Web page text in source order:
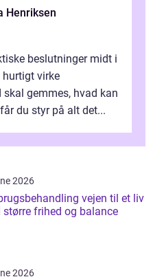
Henriksen
beslutninger midt i
hurtigt virke
gemmes, hvad kan
du styr på alt det...
2026
vejen til et liv
større frihed og balance
2026